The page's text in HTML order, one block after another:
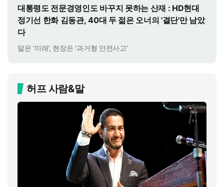
대통령도 전문경영인도 바꾸지 못하는 산재 : HD현대
정기선 한화 김동관, 40대 두 젊은 오너의 '결단'만 남았
다
말은 '미래', 현장은 '과거형 안전사고'
허프 사람&말